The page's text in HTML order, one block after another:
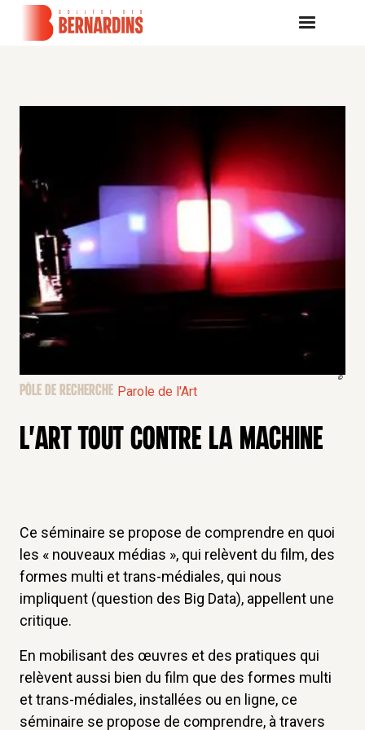
©
PÔLE DE RECHERCHE Parole de l'Art
L'ART TOUT CONTRE LA MACHINE
Ce séminaire se propose de comprendre en quoi
les « nouveaux médias », qui relèvent du film, des
formes multi et trans-médiales, qui nous
impliquent (question des Big Data), appellent une
critique.
En mobilisant des œuvres et des pratiques qui
relèvent aussi bien du film que des formes multi
et trans-médiales, installées ou en ligne, ce
séminaire se propose de comprendre, à travers